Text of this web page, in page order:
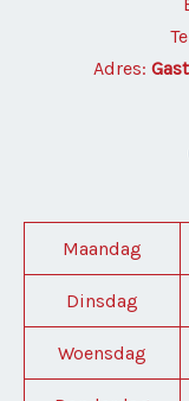
Adres:
Maandag
Dinsdag
Woensdag